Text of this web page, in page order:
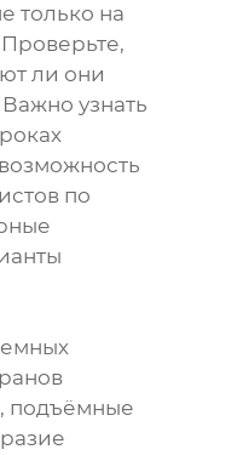
только на
ли они
узнать
по
подъёмные